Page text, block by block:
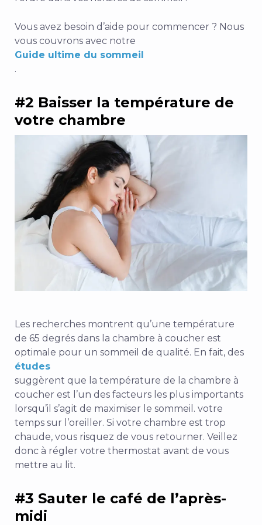
Vous avez besoin d’aide pour commencer ? Nous
vous couvrons avec notre
Guide ultime du sommeil
.
#2 Baisser la température de
votre chambre
Les recherches montrent qu’une température
de 65 degrés dans la chambre à coucher est
optimale pour un sommeil de qualité. En fait, des
études
suggèrent que la température de la chambre à
coucher est l’un des facteurs les plus importants
lorsqu’il s’agit de maximiser le sommeil. votre
temps sur l’oreiller. Si votre chambre est trop
chaude, vous risquez de vous retourner. Veillez
donc à régler votre thermostat avant de vous
mettre au lit.
#3 Sauter le café de l’après-
midi